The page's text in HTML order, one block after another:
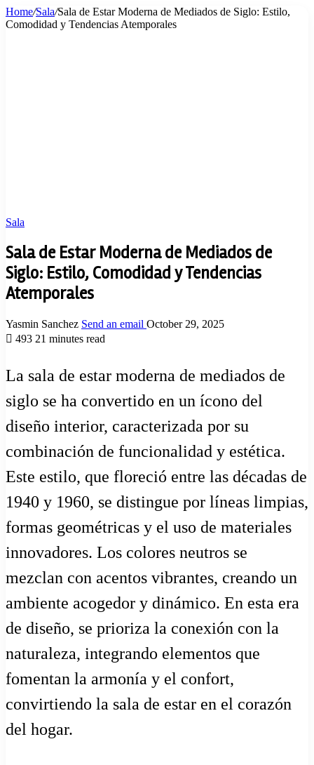
Home/Sala/Sala de Estar Moderna de Mediados de Siglo: Estilo,
Comodidad y Tendencias Atemporales
Sala
Sala de Estar Moderna de Mediados de
Siglo: Estilo, Comodidad y Tendencias
Atemporales
Yasmin Sanchez Send an email October 29, 2025
493 21 minutes read
La sala de estar moderna de mediados de
siglo se ha convertido en un ícono del
diseño interior, caracterizada por su
combinación de funcionalidad y estética.
Este estilo, que floreció entre las décadas de
1940 y 1960, se distingue por líneas limpias,
formas geométricas y el uso de materiales
innovadores. Los colores neutros se
mezclan con acentos vibrantes, creando un
ambiente acogedor y dinámico. En esta era
de diseño, se prioriza la conexión con la
naturaleza, integrando elementos que
fomentan la armonía y el confort,
convirtiendo la sala de estar en el corazón
del hogar.